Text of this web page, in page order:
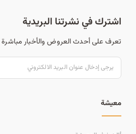
اشترك في نشرتنا البريدية
تعرف على أحدث العروض والأخبار مباشرة
معيشة